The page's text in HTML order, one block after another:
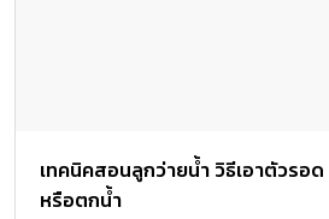
เทคนิคสอนลูกว่ายน้ำ วิธีเอาตัวรอ
หรือตกน้ำ